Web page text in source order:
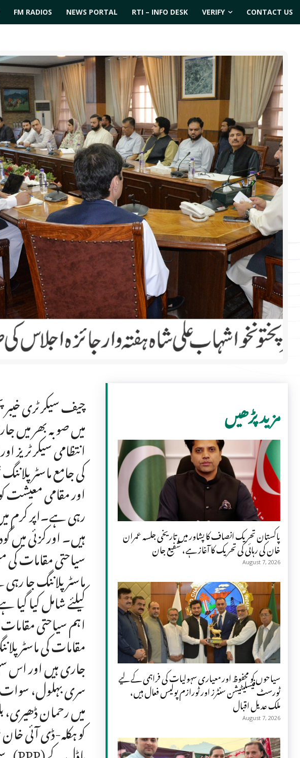
FM RADIOS NEWS PORTAL RTI – INFO DESK VERIFY CONTACT US
چیف سیکرٹری
میں صوبہ بھر میں
انتظامی
کی جامع ماسٹر
اور مقامی معیشت
رہی ہے۔اپر کرم
ہیں۔ اورکزئی میں
سیاحتی مقامات کی
ماسٹر پلاننگ جا
کیلئے شامل کیا گیا
اہم سیاحتی
مقامات کی ماسٹر
جاری ہیں اور اس
سری بہلول، سوات
میں رحمان ڈھیری،
مزید پڑھیں
پاکستان تحریک انصاف کا پشاور میں تاریخی جلسہ عمران
خان کی رہائی کی تحریک کا آغاز ہے، شفیع جان
August 7, 2026
سیاحوں کو محفوظ اور معیاری سہولیات کی فراہمی کے لیے
ٹورسٹ فیسلیٹیشن سنٹرز اور ٹورازم پولیس فعال ہیں،
ملک عدیل اقبال
August 7, 2026